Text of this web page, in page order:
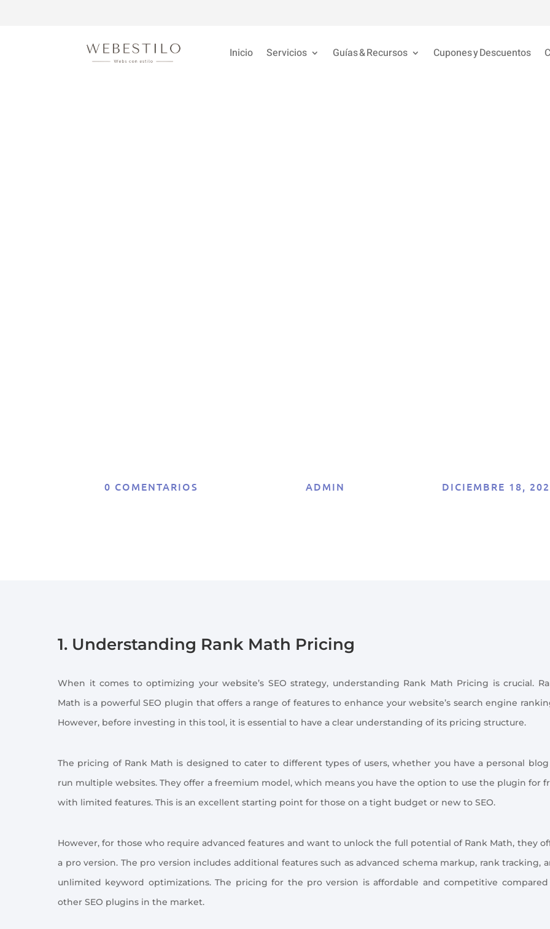
Inicio Servicios Guías & Recursos Cupones y Descuentos
0 COMENTARIOS ADMIN DICIEMBRE 18,
1. Understanding Rank Math Pricing
When it comes to optimizing your website’s SEO strategy, understanding Rank Math Pricing is crucial.
Math is a powerful SEO plugin that offers a range of features to enhance your website’s search engine
However, before investing in this tool, it is essential to have a clear understanding of its pricing structure.
The pricing of Rank Math is designed to cater to different types of users, whether you have a personal
run multiple websites. They offer a freemium model, which means you have the option to use the plugin for
with limited features. This is an excellent starting point for those on a tight budget or new to SEO.
However, for those who require advanced features and want to unlock the full potential of Rank Math, they
a pro version. The pro version includes additional features such as advanced schema markup, rank tracking,
unlimited keyword optimizations. The pricing for the pro version is affordable and competitive
other SEO plugins in the market.